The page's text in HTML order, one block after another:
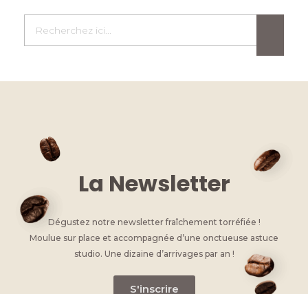
La Newsletter
Dégustez notre newsletter fraîchement torréfiée !
Moulue sur place et accompagnée d’une onctueuse astuce
studio. Une dizaine d’arrivages par an !
S'inscrire